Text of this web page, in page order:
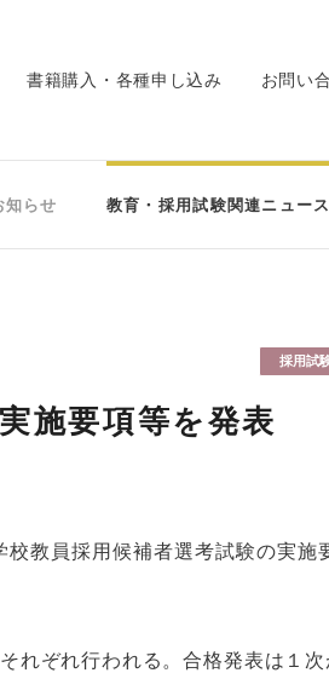
書籍購入・各種申し込み お問い
知らせ 教育・採用試験関連ニュース
採用試
施要項等を発表
教員採用候補者選考試験の実施
れぞれ行われる。合格発表は１次